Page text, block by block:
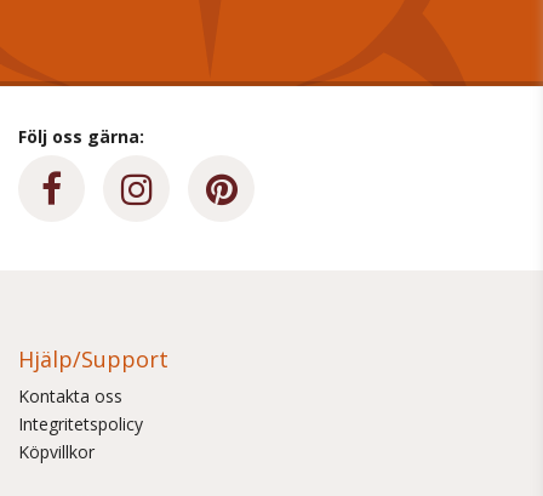
Följ oss gärna:
Hjälp/Support
Kontakta oss
Integritetspolicy
Köpvillkor